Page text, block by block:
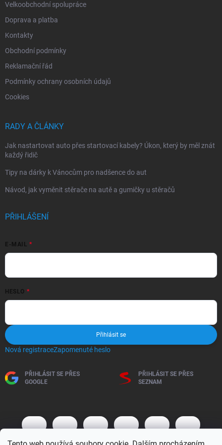
Velkoobchodní spolupráce
Doprava a platba
Kontakty
Obchodní podmínky
Reklamační řád
Podmínky ochrany osobních údajů
Cookies
RADY A ČLÁNKY
Jak nastartovat auto přes startovací kabely? Úkon, který by měl znát
každý řidič
Tipy na dárky k Vánocům pro nadšence do aut
Návod, jak vyměnit stěrače na autě a gumičky u stěračů
PŘIHLÁŠENÍ
E-MAIL
HESLO
Přihlásit se
Nová registraceZapomenuté heslo
PŘIHLÁSIT SE PŘES
GOOGLE
PŘIHLÁSIT SE PŘES
SEZNAM